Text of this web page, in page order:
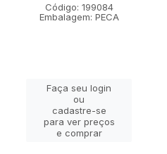
Código: 199084
Embalagem: PECA
Faça seu login
ou
cadastre-se
para ver preços
e comprar